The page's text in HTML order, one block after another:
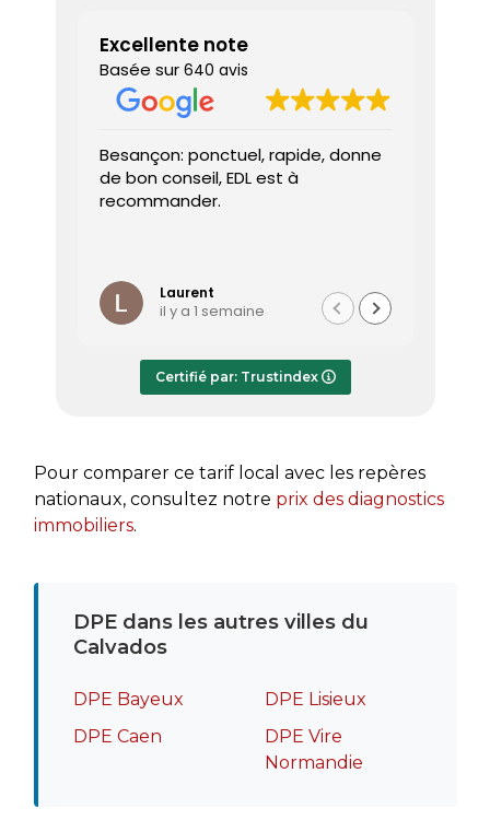
Excellente note
Basée sur 640 avis
Besançon: ponctuel, rapide, donne
de bon conseil, EDL est à
recommander.
Laurent
il y a 1 semaine
Certifié par: Trustindex
Pour comparer ce tarif local avec les repères
nationaux, consultez notre prix des diagnostics
immobiliers.
DPE dans les autres villes du
Calvados
DPE Bayeux
DPE Caen
DPE Lisieux
DPE Vire
Normandie